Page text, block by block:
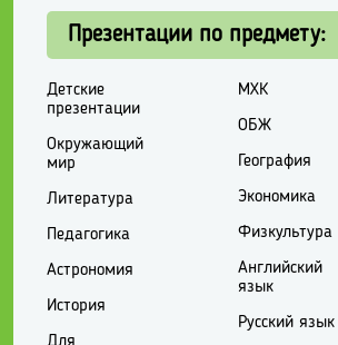
Презентации по предмету:
Детские
презентации
Окружающий
мир
Литература
Педагогика
Астрономия
История
МХК
ОБЖ
География
Экономика
Физкультура
Английский
язык
Русский язык